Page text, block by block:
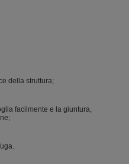
della struttura;
facilmente e la giuntura,